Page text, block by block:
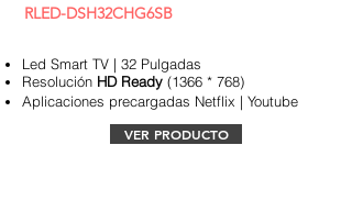
RLED-DSH32CHG6SB
Led Smart TV | 32 Pulgadas
Resolución HD Ready (1366 * 768)
Aplicaciones precargadas Netflix | Youtube
VER PRODUCTO